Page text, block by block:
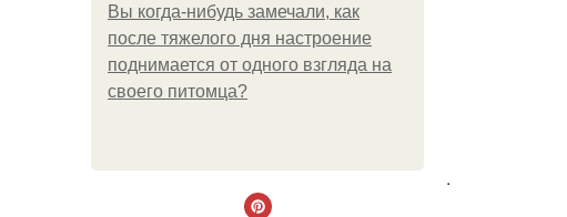
Вы когда-нибудь замечали, как
после тяжелого дня настроение
поднимается от одного взгляда на
своего питомца?
.